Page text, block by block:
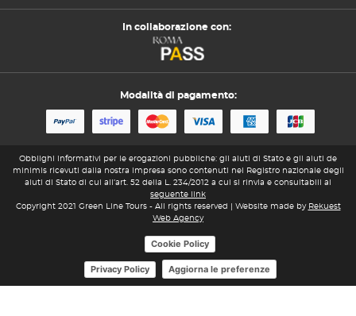
In collaborazione con:
Modalità di pagamento:
Obblighi informativi per le erogazioni pubbliche: gli aiuti di Stato e gli aiuti de
minimis ricevuti dalla nostra impresa sono contenuti nel Registro nazionale degli
aiuti di Stato di cui all’art. 52 della L. 234/2012 a cui si rinvia e consultabili al
seguente link
Copyright 2021 Green Line Tours - All rights reserved | Website made by Rekuest
Web Agency
Cookie Policy
Privacy Policy Aggiorna le preferenze